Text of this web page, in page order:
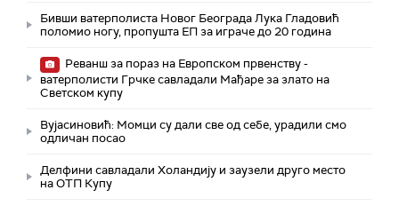
Бивши ватерполиста Новог Београда Лука Гладовић
поломио ногу, пропушта ЕП за играче до 20 година
Реванш за пораз на Европском првенству -
ватерполисти Грчке савладали Мађаре за злато на
Светском купу
Вујасиновић: Момци су дали све од себе, урадили смо
одличан посао
Делфини савладали Холандију и заузели друго место
на ОТП Купу